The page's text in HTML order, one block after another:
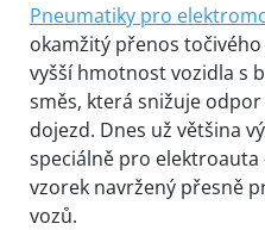
Pneumatiky pro
okamžitý přenos
vyšší hmotnost vozidla s
směs, která snižuje
dojezd. Dnes už většina
speciálně pro elektroauta
vzorek navržený přesně
vozů.